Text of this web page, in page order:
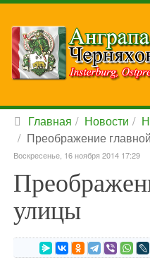
Главная Новости
Преображение
Воскресенье, 16 ноября 2014 17:29
улицы